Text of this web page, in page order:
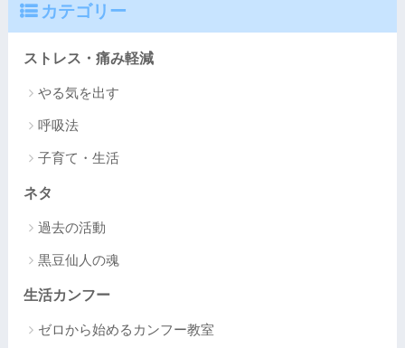
カテゴリー
ストレス・痛み軽減
やる気を出す
呼吸法
子育て・生活
ネタ
過去の活動
黒豆仙人の魂
生活カンフー
ゼロから始めるカンフー教室